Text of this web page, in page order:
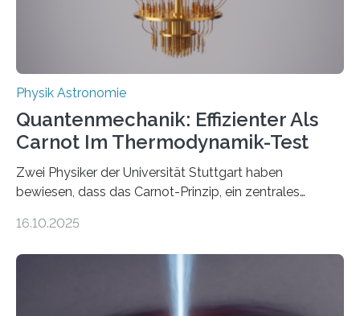
Physik Astronomie
Quantenmechanik: Effizienter Als
Carnot Im Thermodynamik-Test
Zwei Physiker der Universität Stuttgart haben
bewiesen, dass das Carnot-Prinzip, ein zentrales
Größenordnung von Atomen gilt, deren physikalische
Quantenmotoren voranbringen. Das
16.10.2025